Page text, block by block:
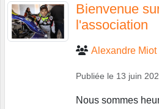
Bienvenue
l'association
Alexandre Miot
Publiée le 13 juin
Nous sommes